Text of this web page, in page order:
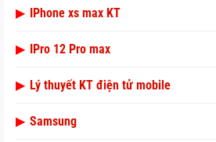
▶ IPhone xs max KT
▶ IPro 12 Pro max
▶ Lý thuyết KT điện tử mobile
▶ Samsung